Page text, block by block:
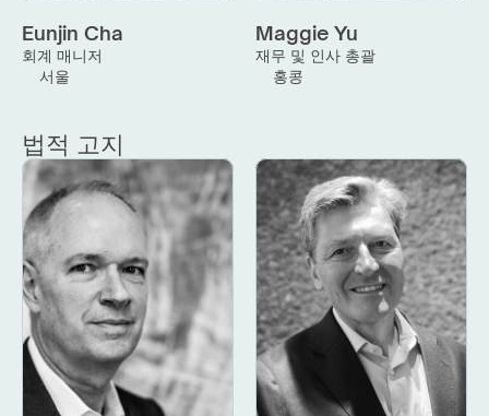
Eunjin Cha
회계 매니저
서울
Maggie Yu
재무 및 인사 총괄
홍콩
법적 고지